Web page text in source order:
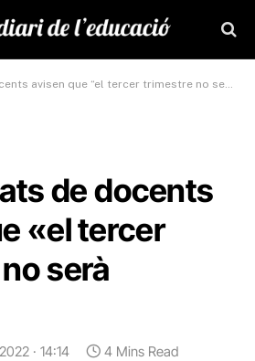
avisen que “el tercer trimestre no serà tranquil”
de docents
«el tercer
serà
· 14:14 4 Mins Read